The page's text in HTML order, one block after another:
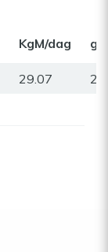
KgM/dag gr
29.07